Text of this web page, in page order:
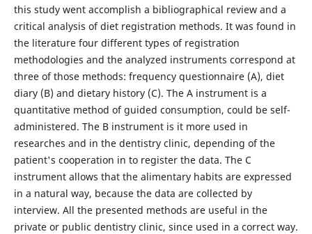
this study went accomplish a bibliographical review and a
critical analysis of diet registration methods. It was found in
the literature four different types of registration
methodologies and the analyzed instruments correspond at
three of those methods: frequency questionnaire (A), diet
diary (B) and dietary history (C). The A instrument is a
quantitative method of guided consumption, could be self-
administered. The B instrument is it more used in
researches and in the dentistry clinic, depending of the
patient's cooperation in to register the data. The C
instrument allows that the alimentary habits are expressed
in a natural way, because the data are collected by
interview. All the presented methods are useful in the
private or public dentistry clinic, since used in a correct way.